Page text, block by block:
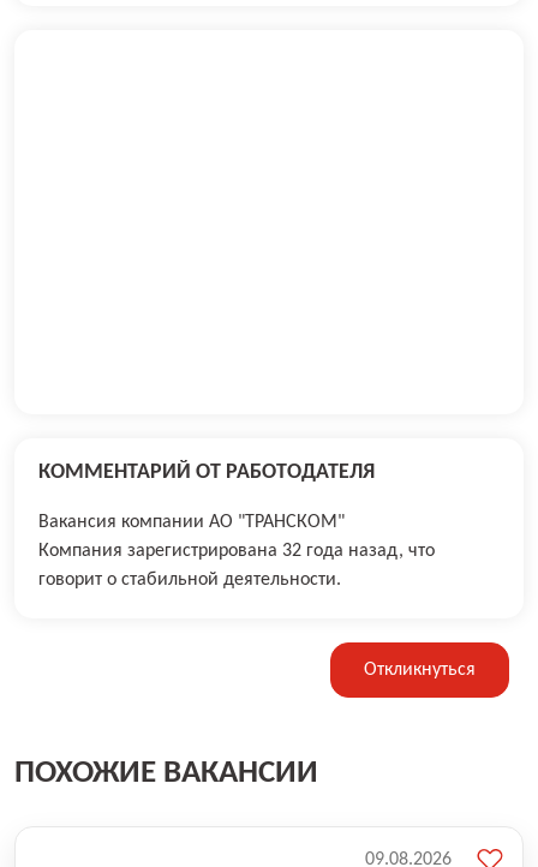
КОММЕНТАРИЙ ОТ РАБОТОДАТЕЛЯ
Вакансия компании АО "ТРАНСКОМ"
Компания зарегистрирована 32 года назад, что
говорит о стабильной деятельности.
Откликнуться
ПОХОЖИЕ ВАКАНСИИ
09.08.2026